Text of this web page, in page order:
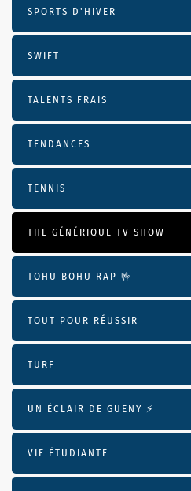
SPORTS D'HIVER
SWIFT
TALENTS FRAIS
TENDANCES
TENNIS
THE GÉNÉRIQUE TV SHOW
TOHU BOHU RAP 🤟
TOUT POUR RÉUSSIR
TURF
UN ÉCLAIR DE GUENY ⚡️
VIE ÉTUDIANTE